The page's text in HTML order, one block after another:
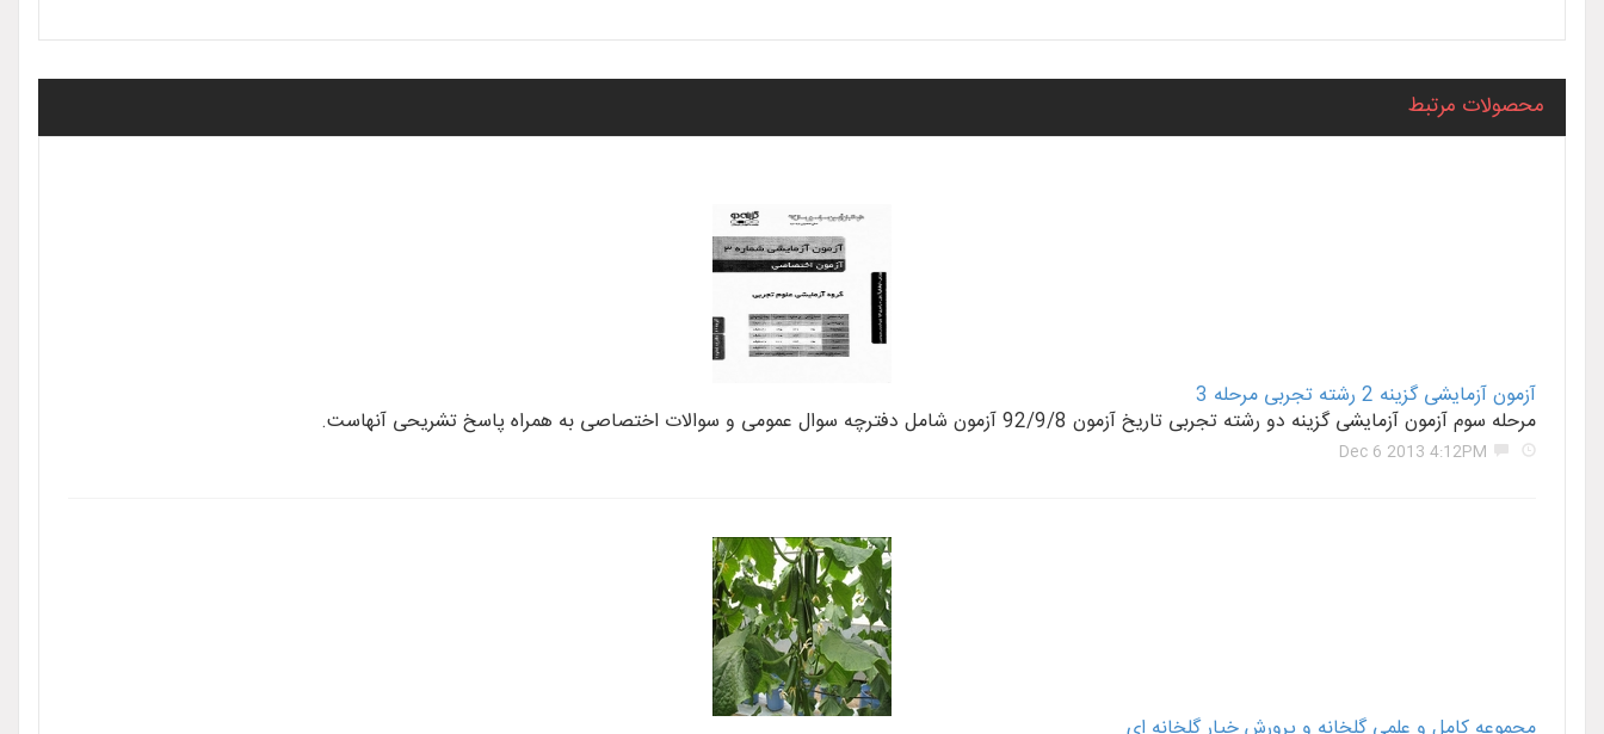
محصولات مرتبط
آزمون آزمایشی گزینه 2 رشته تجربی مرحله 3
مرحله سوم آزمون آزمایشی گزینه دو رشته تجربی تاریخ آزمون 92/9/8 آزمون شامل دفترچه سوال عمومی و سوالات اختصاصی به همراه پاسخ تشریحی آنهاست.
Dec 6 2013 4:12PM